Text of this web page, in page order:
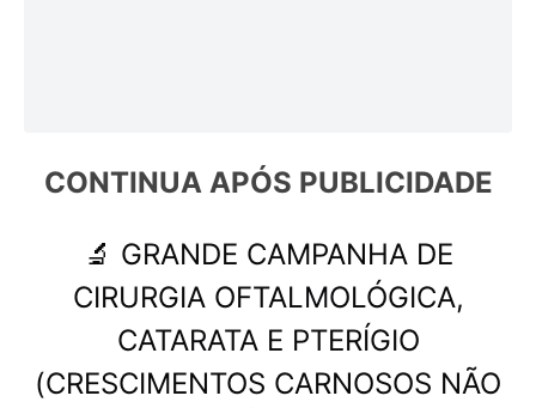
CONTINUA APÓS PUBLICIDADE
🔬 GRANDE CAMPANHA DE
CIRURGIA OFTALMOLÓGICA,
CATARATA E PTERÍGIO
(CRESCIMENTOS CARNOSOS NÃO